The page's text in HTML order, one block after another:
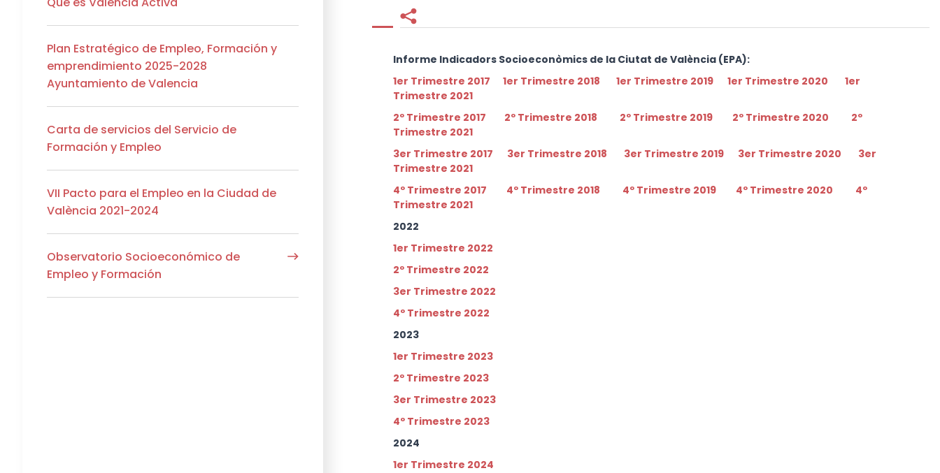
Plan Estratégico de Empleo, Formación y
emprendimiento 2025-2028
Ayuntamiento de Valencia
Carta de servicios del Servicio de
Formación y Empleo
VII Pacto para el Empleo en la Ciudad de
València 2021-2024
Observatorio Socioeconómico de
Empleo y Formación
Informe Indicadors Socioeconòmics de la Ciutat de València (EPA):
1er Trimestre 2017
1er Trimestre 2018 1er Trimestre 2019 1er Trimestre 2020
1er
Trimestre 2021
2º Trimestre 2017
2º Trimestre 2018 2º Trimestre 2019 2º Trimestre 2020
2º
Trimestre 2021
3er Trimestre 2017
3er Trimestre 2018 3er Trimestre 2019 3er Trimestre 2020
3er
Trimestre 2021
4º Trimestre 2017
4º Trimestre 2018 4º Trimestre 2019 4º Trimestre 2020
4º
Trimestre 2021
2022
1er Trimestre 2022
2º Trimestre 2022
3er Trimestre 2022
4º Trimestre 2022
2023
1er Trimestre 2023
2º Trimestre 2023
3er Trimestre 2023
4º Trimestre 2023
2024
1er Trimestre 2024